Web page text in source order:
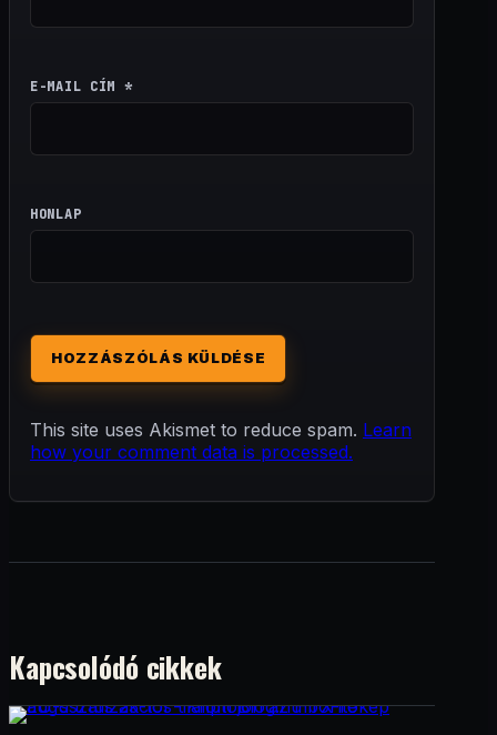
E-MAIL CÍM *
HONLAP
This site uses Akismet to reduce spam. Learn
how your comment data is processed.
Kapcsolódó cikkek